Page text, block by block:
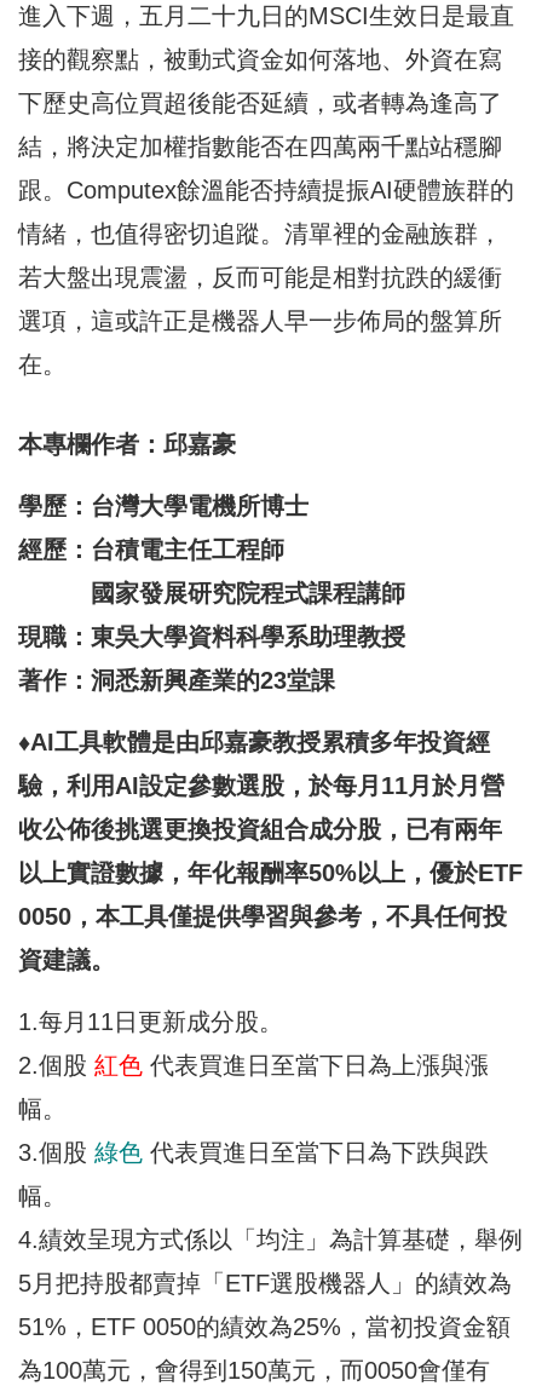
進入下週，五月二十九日的MSCI生效日是最直
接的觀察點，被動式資金如何落地、外資在寫
下歷史高位買超後能否延續，或者轉為逢高了
結，將決定加權指數能否在四萬兩千點站穩腳
跟。Computex餘溫能否持續提振AI硬體族群的
情緒，也值得密切追蹤。清單裡的金融族群，
若大盤出現震盪，反而可能是相對抗跌的緩衝
選項，這或許正是機器人早一步佈局的盤算所
在。
本專欄作者：邱嘉豪
學歷：台灣大學電機所博士
經歷：台積電主任工程師
國家發展研究院程式課程講師
現職：東吳大學資料科學系助理教授
著作：洞悉新興產業的23堂課
♦AI工具軟體是由邱嘉豪教授累積多年投資經
驗，利用AI設定參數選股，於每月11月於月營
收公佈後挑選更換投資組合成分股，已有兩年
以上實證數據，年化報酬率50%以上，優於ETF
0050，本工具僅提供學習與參考，不具任何投
資建議。
1.每月11日更新成分股。
2.個股 紅色 代表買進日至當下日為上漲與漲
幅。
3.個股 綠色 代表買進日至當下日為下跌與跌
幅。
4.績效呈現方式係以「均注」為計算基礎，舉例
5月把持股都賣掉「ETF選股機器人」的績效為
51%，ETF 0050的績效為25%，當初投資金額
為100萬元，會得到150萬元，而0050會僅有